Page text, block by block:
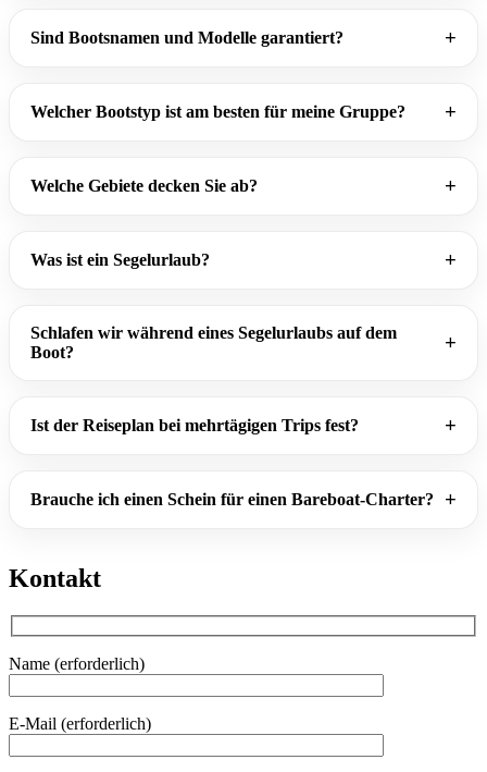
Sind Bootsnamen und Modelle garantiert?
Welcher Bootstyp ist am besten für meine Gruppe?
Welche Gebiete decken Sie ab?
Was ist ein Segelurlaub?
Schlafen wir während eines Segelurlaubs auf dem
Boot?
Ist der Reiseplan bei mehrtägigen Trips fest?
Brauche ich einen Schein für einen Bareboat-Charter?
Kontakt
Name (erforderlich)
E-Mail (erforderlich)